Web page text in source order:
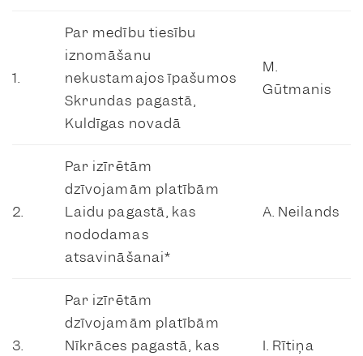
1.
Par medību tiesību
iznomāšanu
nekustamajos īpašumos
Skrundas pagastā,
Kuldīgas novadā
M.
Gūtmanis
2.
Par izīrētām
dzīvojamām platībām
Laidu pagastā, kas
nododamas
atsavināšanai*
A. Neilands
3.
Par izīrētām
dzīvojamām platībām
Nīkrāces pagastā, kas
I. Rītiņa